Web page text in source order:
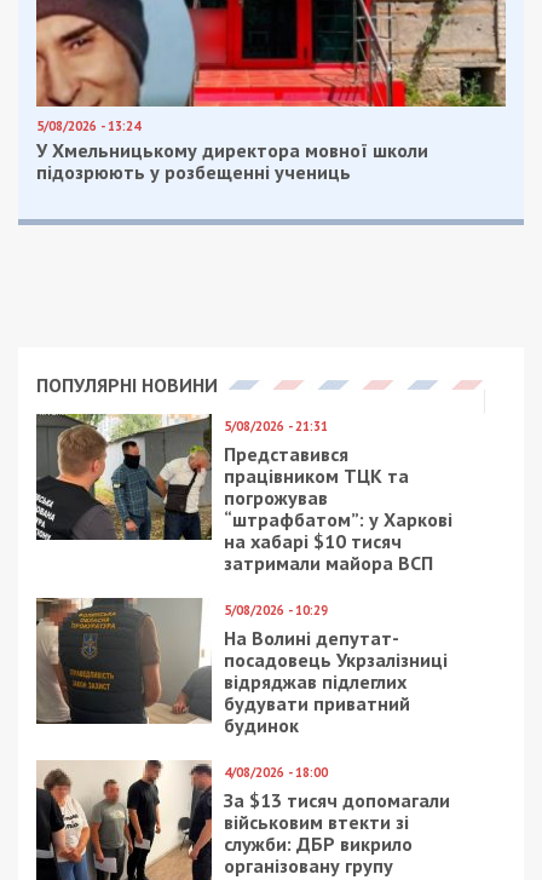
5/08/2026 - 13:24
У Хмельницькому директора мовної школи
підозрюють у розбещенні учениць
ПОПУЛЯРНІ НОВИНИ
5/08/2026 - 21:31
Представився
працівником ТЦК та
погрожував
“штрафбатом”: у Харкові
на хабарі $10 тисяч
затримали майора ВСП
5/08/2026 - 10:29
На Волині депутат-
посадовець Укрзалізниці
відряджав підлеглих
будувати приватний
будинок
4/08/2026 - 18:00
За $13 тисяч допомагали
військовим втекти зі
служби: ДБР викрило
організовану групу